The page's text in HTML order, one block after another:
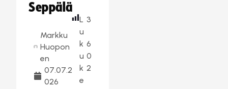
Seppälä
Markku
Huopon
en
07.07.2
026
L
u
k
u
k
e
3
6
0
2